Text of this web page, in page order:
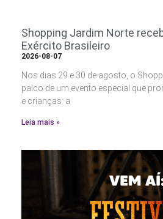
Shopping Jardim Norte
Exército Brasileiro
2026-08-07
Nos dias 29 e 30 de agosto, o
palco de um evento especial que
e crianças: a
Leia mais »